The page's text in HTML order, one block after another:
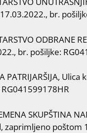
br.
ODBRANE
br. pošiljke:
PATRIJARŠIJA,
SKUPŠTINA
zaprimljeno poštom